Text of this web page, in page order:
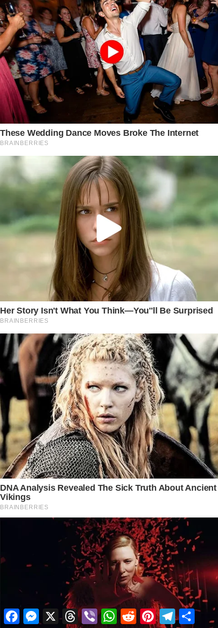
FacebookMessengerThreadsViber WhatsApp
RedditPinterestTelegramShare